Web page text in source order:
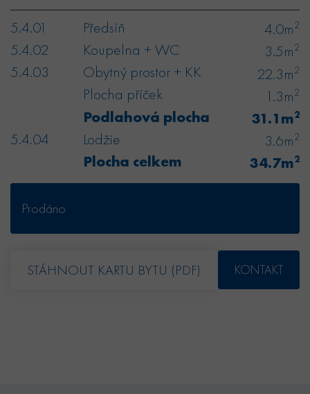
5.4.01 Předsíň 4.0m2
5.4.02 Koupelna + WC 3.5m2
5.4.03 Obytný prostor + KK 22.3m2
Plocha příček 1.3m2
Podlahová plocha 31.1m2
5.4.04 Lodžie 3.6m2
Plocha celkem 34.7m2
Prodáno
STÁHNOUT KARTU BYTU (PDF) KONTAKT